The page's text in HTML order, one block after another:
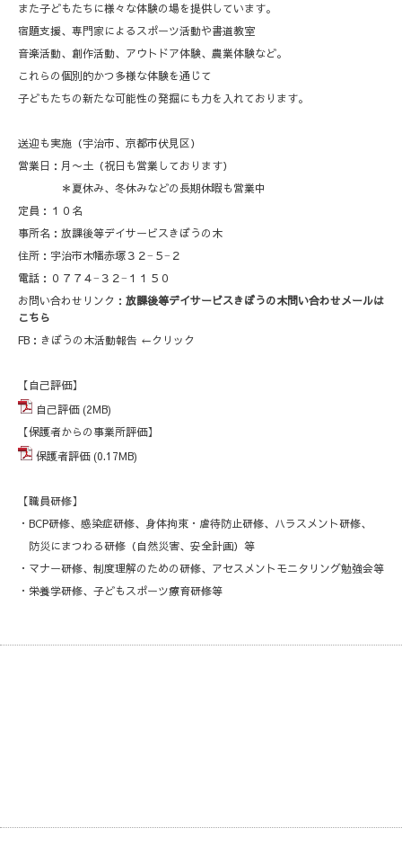
また子どもたちに様々な体験の場を提供しています。
宿題支援、専門家によるスポーツ活動や書道教室
音楽活動、創作活動、アウトドア体験、農業体験など。
これらの個別的かつ多様な体験を通じて
子どもたちの新たな可能性の発掘にも力を入れております。
送迎も実施（宇治市、京都市伏見区）
営業日：月〜土（祝日も営業しております）
＊夏休み、冬休みなどの長期休暇も営業中
定員：１０名
事所名：放課後等デイサービスきぼうの木
住所：宇治市木幡赤塚３２−５−２
電話：０７７４−３２−１１５０
お問い合わせリンク： 放課後等デイサービスきぼうの木問い合わせメールは
こちら
FB： きぼうの木活動報告 ←クリック
【自己評価】
自己評価 (2MB)
【保護者からの事業所評価】
保護者評価 (0.17MB)
【職員研修】
・BCP研修、感染症研修、身体拘束・虐待防止研修、ハラスメント研修、
防災にまつわる研修（自然災害、安全計画）等
・マナー研修、制度理解のための研修、アセスメントモニタリング勉強会等
・栄養学研修、子どもスポーツ療育研修等